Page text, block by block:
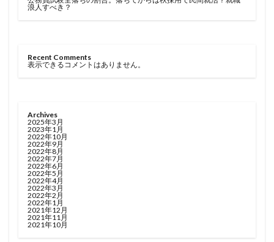
浪人すべき？
Recent Comments
表示できるコメントはありません。
Archives
2025年3月
2023年1月
2022年10月
2022年9月
2022年8月
2022年7月
2022年6月
2022年5月
2022年4月
2022年3月
2022年2月
2022年1月
2021年12月
2021年11月
2021年10月